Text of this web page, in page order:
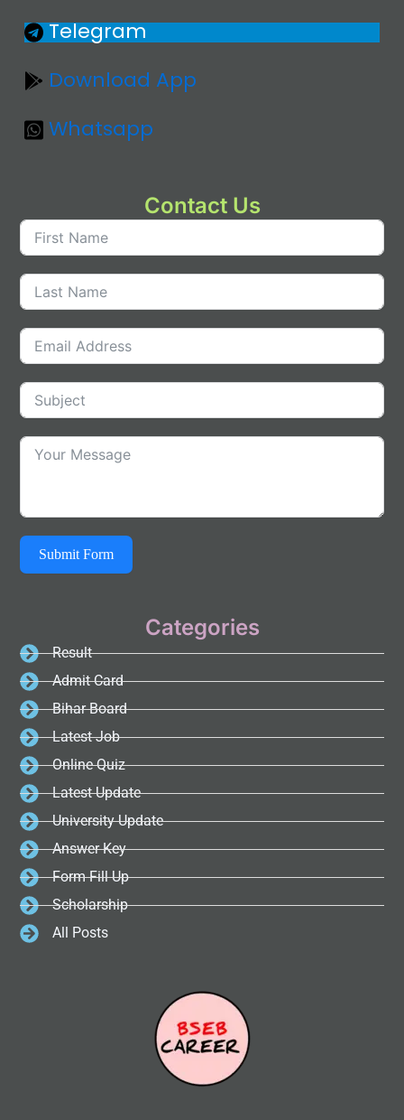
Telegram
Download App
Whatsapp
Contact Us
Submit Form
Categories
Result
Admit Card
Bihar Board
Latest Job
Online Quiz
Latest Update
University Update
Answer Key
Form Fill Up
Scholarship
All Posts